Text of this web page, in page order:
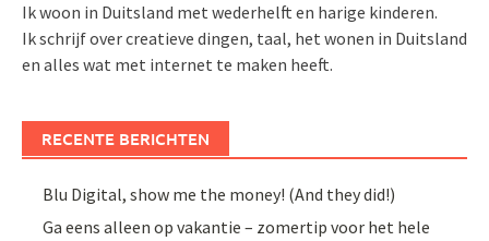
Ik woon in Duitsland met wederhelft en harige kinderen.
Ik schrijf over creatieve dingen, taal, het wonen in Duitsland
en alles wat met internet te maken heeft.
RECENTE BERICHTEN
Blu Digital, show me the money! (And they did!)
Ga eens alleen op vakantie – zomertip voor het hele